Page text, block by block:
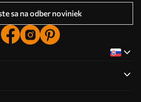
sa na odber noviniek